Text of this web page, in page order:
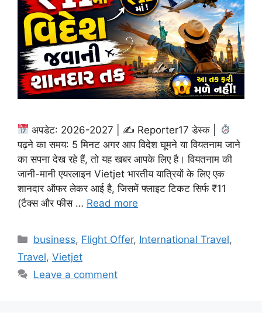
अपडेट: 2026-2027 | ✍ Reporter17 डेस्क |
पढ़ने का समय: 5 मिनट अगर आप विदेश घूमने या वियतनाम जाने
का सपना देख रहे हैं, तो यह खबर आपके लिए है। वियतनाम की
जानी-मानी एयरलाइन Vietjet भारतीय यात्रियों के लिए एक
शानदार ऑफर लेकर आई है, जिसमें फ्लाइट टिकट सिर्फ ₹11
(टैक्स और फीस … Read more
Categories
business, Flight Offer, International Travel,
Travel, Vietjet
Leave a comment